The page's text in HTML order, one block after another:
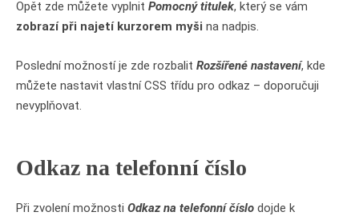
Opět zde můžete vyplnit Pomocný titulek, který se vám
zobrazí při najetí kurzorem myši na nadpis.
Poslední možností je zde rozbalit Rozšířené nastavení, kde
můžete nastavit vlastní CSS třídu pro odkaz – doporučuji
nevyplňovat.
Odkaz na telefonní číslo
Při zvolení možnosti Odkaz na telefonní číslo dojde k